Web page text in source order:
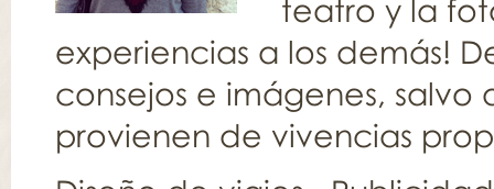
teatro y la
experiencias a los demás!
consejos e imágenes,
provienen de vivencias